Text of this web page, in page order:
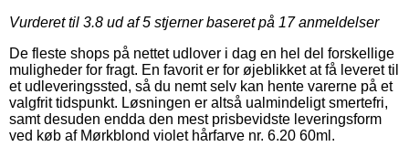
Vurderet til 3.8 ud af 5 stjerner baseret på 17anmeldelser
De fleste shops på nettet udlover i dag en hel del forskellige
muligheder for fragt. En favorit er for øjeblikket at få leveret til
et udleveringssted, så du nemt selv kan hente varerne på et
valgfrit tidspunkt. Løsningen er altså ualmindeligt smertefri,
samt desuden endda den mest prisbevidste leveringsform
ved køb af Mørkblond violet hårfarve nr. 6.20 60ml.